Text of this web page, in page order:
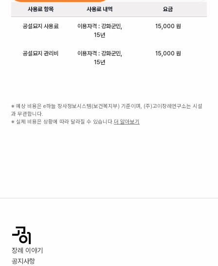
사용료 항목 사용료 내역 요금
공설묘지 사용료
이용자격 : 강화군민,
15년
15,000 원
공설묘지 관리비
이용자격 : 강화군민,
15년
15,000 원
※ 예상 비용은 e하늘 장사정보시스템(보건복지부) 기준이며, (주)고이장례연구소는 시설
과 무관합니다.
※ 실제 비용은 상황에 따라 달라질 수 있습니다.더 알아보기
장례 이야기
공지사항